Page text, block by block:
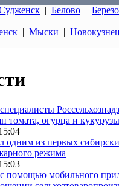
| Белово |
| Мыски |
томата, огурца и
одним из первых
режима
помощью мобильного